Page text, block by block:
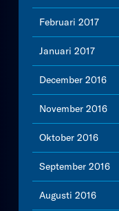
Februari 2017
Januari 2017
December 2016
November 2016
Oktober 2016
September 2016
Augusti 2016